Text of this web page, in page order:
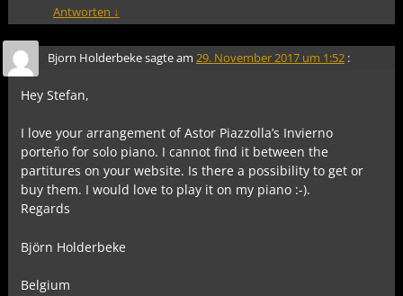
Antworten ↓
Bjorn Holderbekesagte am 29. November 2017 um 1:52 :
Hey Stefan,
I love your arrangement of Astor Piazzolla’s Invierno
porteño for solo piano. I cannot find it between the
partitures on your website. Is there a possibility to get or
buy them. I would love to play it on my piano :-).
Regards
Björn Holderbeke
Belgium